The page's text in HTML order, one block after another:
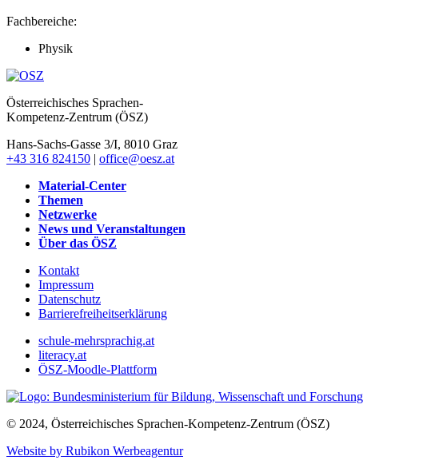
Fachbereiche:
Physik
Österreichisches Sprachen-
Kompetenz-Zentrum (ÖSZ)
Hans-Sachs-Gasse 3/I, 8010 Graz
+43 316 824150 | office@oesz.at
Material-Center
Themen
Netzwerke
News und Veranstaltungen
Über das ÖSZ
Kontakt
Impressum
Datenschutz
Barrierefreiheitserklärung
schule-mehrsprachig.at
literacy.at
ÖSZ-Moodle-Plattform
© 2024, Österreichisches Sprachen-Kompetenz-Zentrum (ÖSZ)
Website by Rubikon Werbeagentur